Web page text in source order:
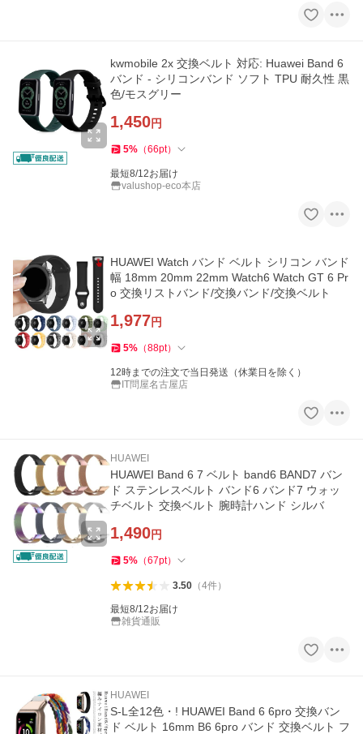
kwmobile 2x 交換ベルト 対応: Huawei Band 6
バンド - シリコンバンド ソフト TPU 耐久性 黒
色/モスグリー
1,450円
5% （66pt）
最短8/12お届け
valushop-eco本店
HUAWEI Watch バンド ベルト シリコン バンド
幅 18mm 20mm 22mm Watch6 Watch GT 6 Pr
o 交換リストバンド/交換バンド/交換ベルト
1,977円
5% （88pt）
12時までの注文で当日発送（休業日を除く）
IT問屋名古屋店
HUAWEI
HUAWEI Band 6 7 ベルト band6 BAND7 バン
ド ステンレスベルト バンド6 バンド7 ウォッ
チベルト 交換ベルト 腕時計ハンド シルバ
1,490円
5% （67pt）
3.50（4件）
最短8/12お届け
雑貨通販
HUAWEI
S-L全12色・! HUAWEI Band 6 6pro 交換バン
ド ベルト 16mm B6 6pro バンド 交換ベルト フ